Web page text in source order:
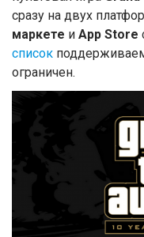
сразу на двух
маркете и App Store
список
ограничен.